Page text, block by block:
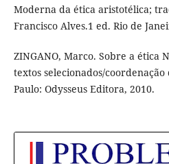
Moderna da ética aristotélica;
Francisco Alves.1 ed. Rio de
ZINGANO, Marco. Sobre a ética
textos selecionados/
Paulo: Odysseus Editora, 2010.